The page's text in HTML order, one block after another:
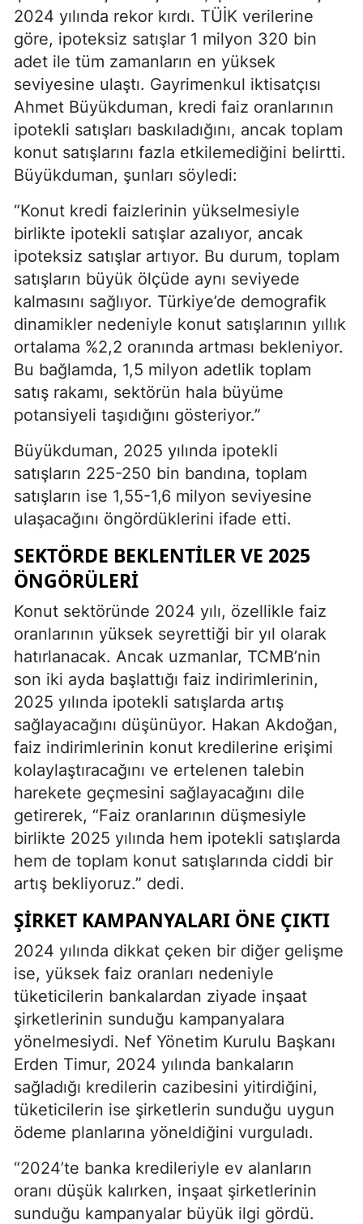
2024 yılında rekor kırdı. TÜİK verilerine
göre, ipoteksiz satışlar 1 milyon 320 bin
adet ile tüm zamanların en yüksek
seviyesine ulaştı. Gayrimenkul iktisatçısı
Ahmet Büyükduman, kredi faiz oranlarının
ipotekli satışları baskıladığını, ancak toplam
konut satışlarını fazla etkilemediğini belirtti.
Büyükduman, şunları söyledi:
“Konut kredi faizlerinin yükselmesiyle
birlikte ipotekli satışlar azalıyor, ancak
ipoteksiz satışlar artıyor. Bu durum, toplam
satışların büyük ölçüde aynı seviyede
kalmasını sağlıyor. Türkiye’de demografik
dinamikler nedeniyle konut satışlarının yıllık
ortalama %2,2 oranında artması bekleniyor.
Bu bağlamda, 1,5 milyon adetlik toplam
satış rakamı, sektörün hala büyüme
potansiyeli taşıdığını gösteriyor.”
Büyükduman, 2025 yılında ipotekli
satışların 225-250 bin bandına, toplam
satışların ise 1,55-1,6 milyon seviyesine
ulaşacağını öngördüklerini ifade etti.
SEKTÖRDE BEKLENTILER VE 2025
ÖNGÖRÜLERI
Konut sektöründe 2024 yılı, özellikle faiz
oranlarının yüksek seyrettiği bir yıl olarak
hatırlanacak. Ancak uzmanlar, TCMB’nin
son iki ayda başlattığı faiz indirimlerinin,
2025 yılında ipotekli satışlarda artış
sağlayacağını düşünüyor. Hakan Akdoğan,
faiz indirimlerinin konut kredilerine erişimi
kolaylaştıracağını ve ertelenen talebin
harekete geçmesini sağlayacağını dile
getirerek, “Faiz oranlarının düşmesiyle
birlikte 2025 yılında hem ipotekli satışlarda
hem de toplam konut satışlarında ciddi bir
artış bekliyoruz.” dedi.
ŞIRKET KAMPANYALARI ÖNE ÇIKTI
2024 yılında dikkat çeken bir diğer gelişme
ise, yüksek faiz oranları nedeniyle
tüketicilerin bankalardan ziyade inşaat
şirketlerinin sunduğu kampanyalara
yönelmesiydi. Nef Yönetim Kurulu Başkanı
Erden Timur, 2024 yılında bankaların
sağladığı kredilerin cazibesini yitirdiğini,
tüketicilerin ise şirketlerin sunduğu uygun
ödeme planlarına yöneldiğini vurguladı.
“2024’te banka kredileriyle ev alanların
oranı düşük kalırken, inşaat şirketlerinin
sunduğu kampanyalar büyük ilgi gördü.